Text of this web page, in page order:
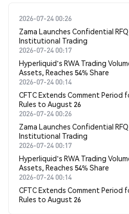
2026-07-24 00:26
Zama Launches Confidential
Institutional Trading
2026-07-24 00:17
Hyperliquid's RWA Trading
Assets, Reaches 54% Share
2026-07-24 00:14
CFTC Extends Comment Period
Rules to August 26
2026-07-24 00:26
Zama Launches Confidential
Institutional Trading
2026-07-24 00:17
Hyperliquid's RWA Trading
Assets, Reaches 54% Share
2026-07-24 00:14
CFTC Extends Comment Period
Rules to August 26